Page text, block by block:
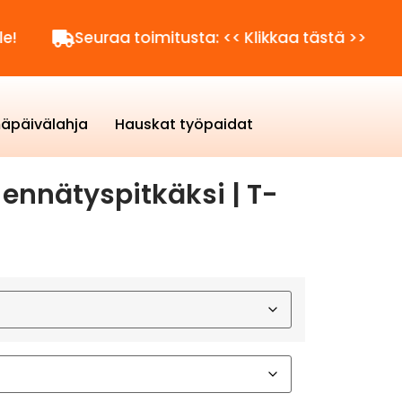
Seuraa toimitusta: << Klikkaa tästä >>
Hauskat työpaidat
| T-